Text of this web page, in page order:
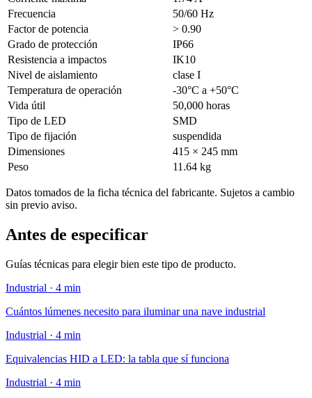
Frecuencia
50/60 Hz
Factor de potencia
> 0.90
Grado de protección
IP66
Resistencia a impactos
IK10
Nivel de aislamiento
clase I
Temperatura de operación
-30°C a +50°C
Vida útil
50,000 horas
Tipo de LED
SMD
Tipo de fijación
suspendida
Dimensiones
415 × 245 mm
Peso
11.64 kg
Datos tomados de la ficha técnica del fabricante. Sujetos a cambio
sin previo aviso.
Antes de especificar
Guías técnicas para elegir bien este tipo de producto.
Industrial · 4 min
Cuántos lúmenes necesito para iluminar una nave industrial
Industrial · 4 min
Equivalencias HID a LED: la tabla que sí funciona
Industrial · 4 min